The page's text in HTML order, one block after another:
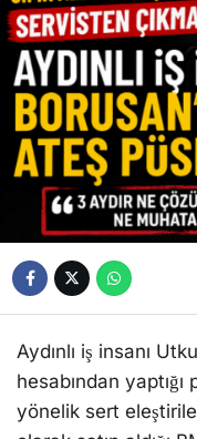
Aydınlı iş insanı
hesabından
yönelik sert